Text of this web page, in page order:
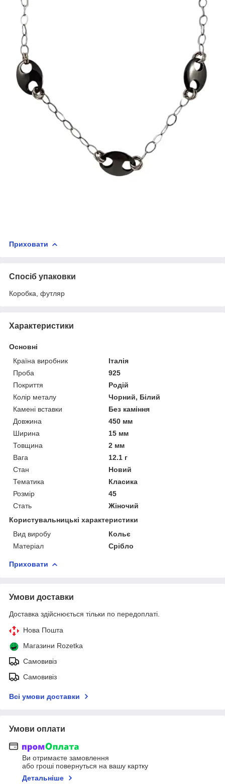
Приховати
Спосіб упаковки
Коробка, футляр
Характеристики
Основні
Країна виробник
Італія
Проба
925
Покриття
Родій
Колір металу
Чорний, Білий
Камені вставки
Без каміння
Довжина
450 мм
Ширина
15 мм
Товщина
2 мм
Вага
12.1 г
Стан
Новий
Тематика
Класика
Розмір
45
Стать
Жіночий
Користувальницькі характеристики
Вид виробу
Кольє
Матеріал
Срібло
Приховати
Умови доставки
Доставка здійснюється тільки по передоплаті.
Нова Пошта
Магазини Rozetka
Самовивіз
Самовивіз
Всі умови доставки
Умови оплати
Ви отримаєте замовлення
або гроші повернуться на вашу картку
Детальніше